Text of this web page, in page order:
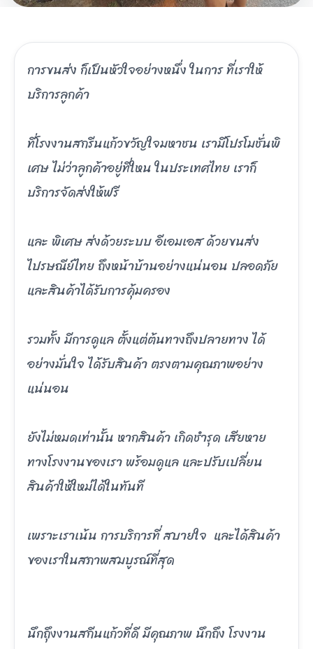
การขนส่ง ก็เป็นหัวใจอย่างหนึ่ง ในการ ที่เราให้
บริการลูกค้า
ที่โรงงานสกรีนแก้วขวัญใจมหาชน เรามีโปรโมชั่นพิ
เศษ ไม่ว่าลูกค้าอยู่ที่ใหน ในประเทศไทย เราก็
บริการจัดส่งให้ฟรี
และ พิเศษ ส่งด้วยระบบ อีเอมเอส ด้วยขนส่ง
ไปรษณีย์ไทย ถึงหน้าบ้านอย่างแน่นอน ปลอดภัย
และสินค้าได้รับการคุ้มครอง
รวมทั้ง มีการดูแล ตั้งแต่ต้นทางถึงปลายทาง ได้
อย่างมั่นใจ ได้รับสินค้า ตรงตามคุณภาพอย่าง
แน่นอน
ยังไม่หมดเท่านั้น หากสินค้า เกิดชำรุด เสียหาย
ทางโรงงานของเรา พร้อมดูแล และปรับเปลี่ยน
สินค้าให้ใหม่ได้ในทันที
เพราะเราเน้น การบริการที่ สบายใจ และได้สินค้า
ของเราในสภาพสมบูรณ์ที่สุด
นึกถึุงงานสกีนแก้วที่ดี มีคุณภาพ นึกถึง โรงงาน